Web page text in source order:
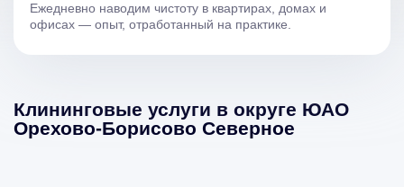
Ежедневно наводим чистоту в квартирах, домах и
офисах — опыт, отработанный на практике.
Клининговые услуги в округе ЮАО
Орехово-Борисово Северное